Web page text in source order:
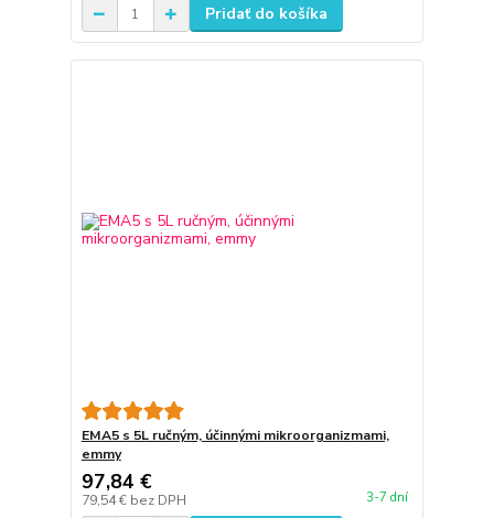
Pridať do košíka
EMA5 s 5L ručným, účinnými mikroorganizmami,
emmy
97,84 €
79,54 € bez DPH 3-7 dní